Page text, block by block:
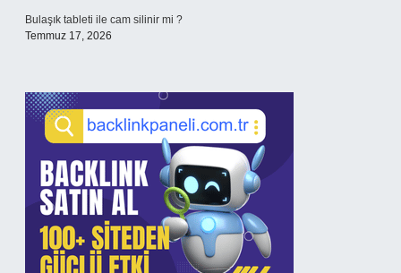
Bulaşık tableti ile cam silinir mi ?
Temmuz 17, 2026